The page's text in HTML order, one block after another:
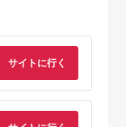
サイトに行く